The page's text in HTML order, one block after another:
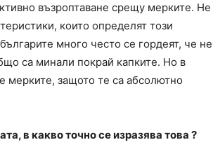
възроптаване срещу мерките. Не
които определят този
много често се гордеят, че не
са минали покрай капките. Но в
мерките, защото те са абсолютно
в какво точно се изразява това ?